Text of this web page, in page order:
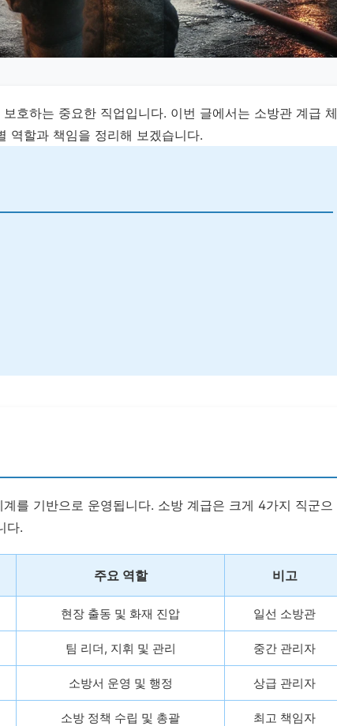
호하는 중요한 직업입니다. 이번 글에서는 소방관 계급 체
역할과 책임을 정리해 보겠습니다.
를 기반으로 운영됩니다. 소방 계급은 크게 4가지 직군으
다.
주요 역할 비고
현장 출동 및 화재 진압 일선 소방관
팀 리더, 지휘 및 관리 중간 관리자
소방서 운영 및 행정 상급 관리자
소방 정책 수립 및 총괄 최고 책임자